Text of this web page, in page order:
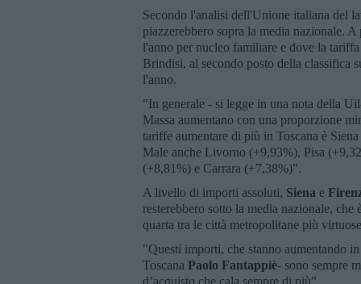
Secondo l'analisi dell'Unione italiana del
piazzerebbero sopra la media nazionale. A
l'anno per nucleo familiare e dove la
Brindisi, al secondo posto della classifica
l'anno.
"In generale - si legge in una nota della
Massa aumentano con una proporzione
tariffe aumentare di più in Toscana è
Male anche Livorno (+9,93%), Pisa
(+8,81%) e Carrara (+7,38%)".
A livello di importi assoluti, Siena e
resterebbero sotto la media nazionale,
quarta tra le città metropolitane più
"Questi importi, che stanno aumentando
Toscana Paolo Fantappiè- sono sempre
d’acquisto che cala sempre di più”.